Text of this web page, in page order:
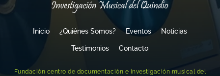
Inicio ¿Quiénes Somos? Eventos Noticias
Testimonios Contacto
Fundación centro de documentación e investigación musical del